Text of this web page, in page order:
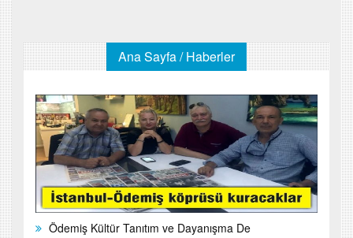
Ana Sayfa / Haberler
Ödemiş Kültür Tanıtım ve Dayanışma De